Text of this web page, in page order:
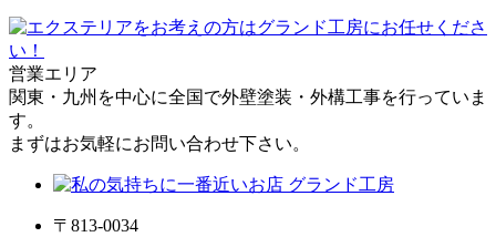
営業エリア
関東・九州を中心に全国で外壁塗装・外構工事を行っていま
す。
まずはお気軽にお問い合わせ下さい。
〒813-0034